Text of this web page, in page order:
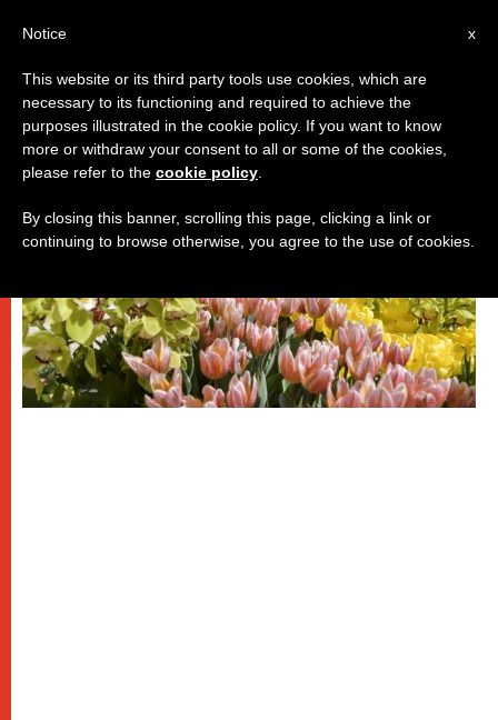
PAPI,SPIRITUALITÀ E PREGHIERA
x
Notice
This website or its third party tools use cookies, which are
necessary to its functioning and required to achieve the
purposes illustrated in the cookie policy. If you want to know
more or withdraw your consent to all or some of the cookies,
please refer to the cookie policy
By closing this banner, scrolling this page, clicking a link or
continuing to browse otherwise, you agree to the use of cookies.